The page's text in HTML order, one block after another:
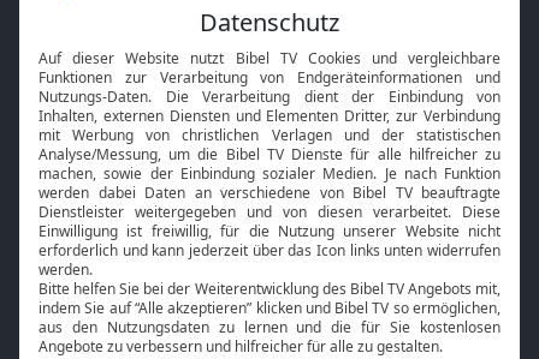
Neuigkeiten
Mobile App
Smart TV
HbbTV
Bibelthek Online-Bibel
Nächster Gottesdienst
Bibel TV
Über uns
Jobs
Service
Kontakt
TV-Empfang